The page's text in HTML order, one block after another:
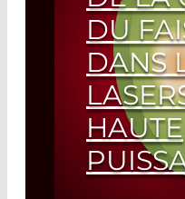
DU
DANS
HAUTE